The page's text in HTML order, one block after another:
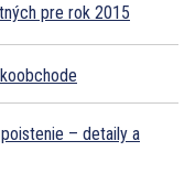
pre rok 2015
– detaily a